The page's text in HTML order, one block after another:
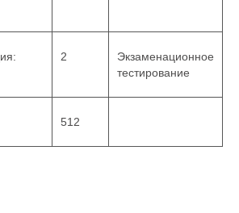
2
Экзаменационное
тестирование
512